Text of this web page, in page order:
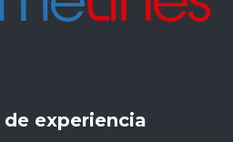
experiencia